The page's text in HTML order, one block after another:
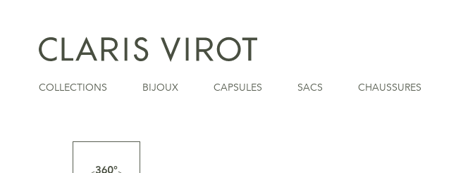
COLLECTIONS BIJOUX CAPSULES SACS CHAUSSURES